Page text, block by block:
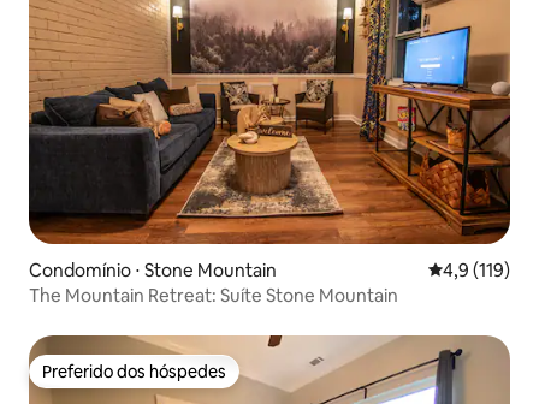
Condomínio ⋅ Stone Mountain 4,9 de uma
4,9 (119)
The Mountain Retreat: Suíte Stone Mountain
Preferido dos hóspedes
Preferido dos hóspedes